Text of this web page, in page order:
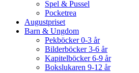
Spel & Pussel
Pocketrea
Augustpriset
Barn & Ungdom
Pekböcker 0-3 år
Bilderböcker 3-6 år
Kapitelböcker 6-9 år
Bokslukaren 9-12 år